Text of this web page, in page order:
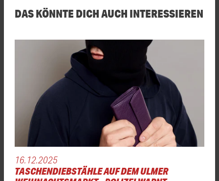
DAS KÖNNTE DICH AUCH INTERESSIEREN
16.12.2025
TASCHENDIEBSTÄHLE AUF DEM ULMER